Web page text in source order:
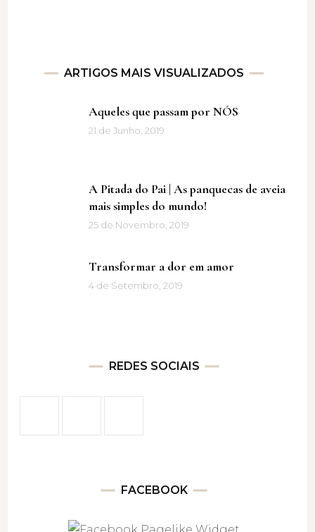
ARTIGOS MAIS VISUALIZADOS
Aqueles que passam por NÓS
21 de Junho, 2019
A Pitada do Pai | As panquecas de aveia
mais simples do mundo!
25 de Novembro, 2019
Transformar a dor em amor
4 de Setembro, 2019
REDES SOCIAIS
FACEBOOK